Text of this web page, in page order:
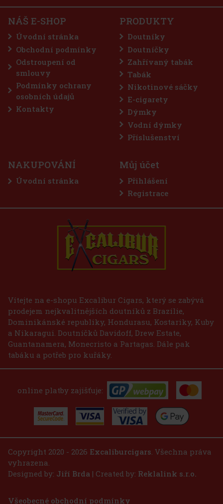
NÁŠ E-SHOP
Úvodní stránka
Obchodní podmínky
Odstroupení od
smlouvy
Podmínky ochrany
osobních údajů
Kontakty
PRODUKTY
Doutníky
Doutníčky
Zahřívaný tabák
Tabák
Nikotinové sáčky
E-cigarety
Dýmky
Vodní dýmky
Příslušenství
NAKUPOVÁNÍ
Úvodní stránka
Můj účet
Přihlášení
Registrace
Vítejte na e-shopu Excalibur Cigars, který se zabývá
prodejem nejkvalitnějších doutníků z Brazílie,
Dominikánské republiky, Hondurasu, Kostariky, Kuby
a Nikaragui. Doutníčků Davidoff, Drew Estate,
Guantanamera, Monecristo a Partagas. Dále pak
tabáku a potřeb pro kuřáky.
online platby zajišťuje:
Copyright 2020 - 2026 Excaliburcigars . Všechna práva
vyhrazena.
Designed by: Jiří Brda | Created by: Reklalink s.r.o.
Všeobecné obchodní podmínky